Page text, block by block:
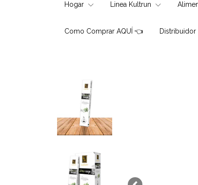
Hogar Linea Kultrun
Como Comprar AQUÍ 👈 Distribuidor